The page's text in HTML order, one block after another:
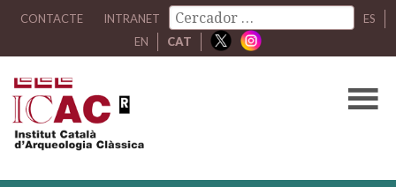
CONTACTE INTRANET
ES
EN
CAT